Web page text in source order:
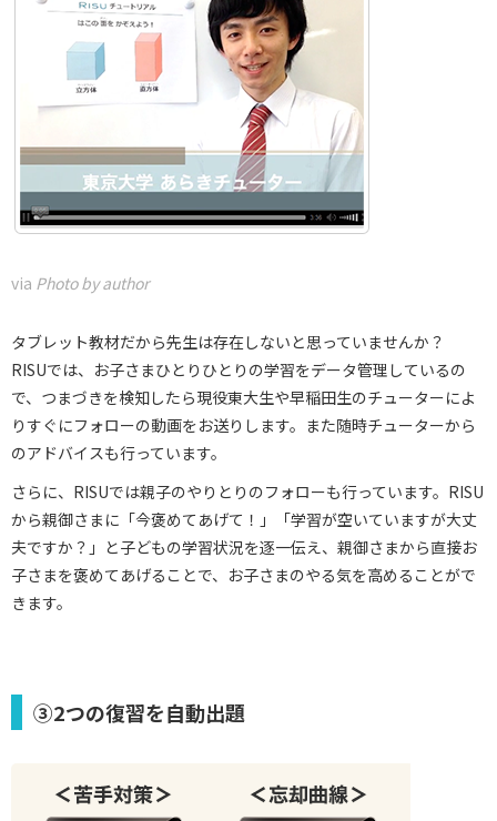
via Photo by author
タブレット教材だから先生は存在しないと思っていませんか？
RISUでは、お子さまひとりひとりの学習をデータ管理しているの
で、つまづきを検知したら現役東大生や早稲田生のチューターによ
りすぐにフォローの動画をお送りします。また随時チューターから
のアドバイスも行っています。
さらに、RISUでは親子のやりとりのフォローも行っています。RISU
から親御さまに「今褒めてあげて！」「学習が空いていますが大丈
夫ですか？」と子どもの学習状況を逐一伝え、親御さまから直接お
子さまを褒めてあげることで、お子さまのやる気を高めることがで
きます。
③2つの復習を自動出題